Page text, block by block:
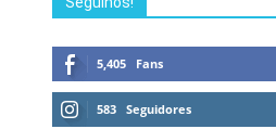
5,405 Fans
583 Seguidores